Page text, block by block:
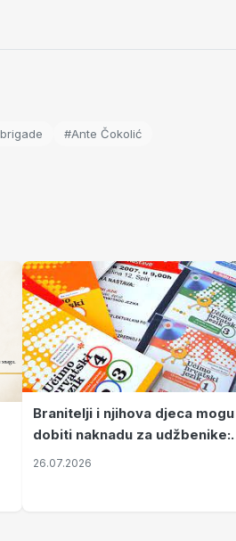
#Ante Čokolić
Branitelji i njihova djeca mogu
dobiti naknadu za udžbenike:
zahtjevi se podnose do 31.
26.07.2026